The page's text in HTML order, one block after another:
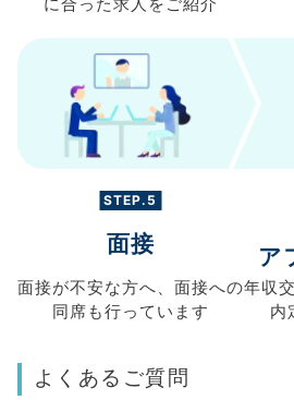
STEP.5
面接
面接が不安な方へ、 面接への
同席も行っています
ア
年収
内
よくあるご質問